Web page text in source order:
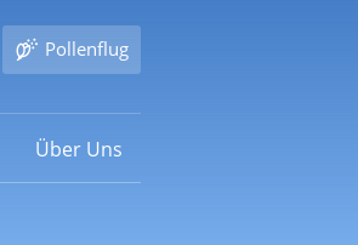
Pollenflug
Über Uns